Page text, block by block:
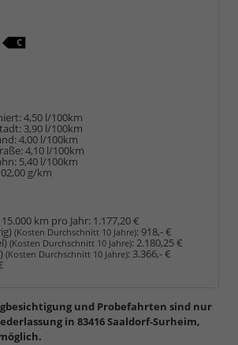
4,50 l/100km
3,90 l/100km
4,00 l/100km
4,10 l/100km
5,40 l/100km
g/km
km pro Jahr: 1.177,20 €
(Kosten Durchschnitt 10 Jahre): 918,- €
(Kosten Durchschnitt 10 Jahre):2.180,25 €
(Kosten Durchschnitt 10 Jahre): 3.366,- €
und Probefahrten sind nur
in 83416 Saaldorf-Surheim,